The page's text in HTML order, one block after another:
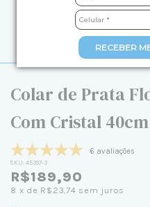
RECEBER
Colar de Prata
Com Cristal 40cm
6 avaliações
SKU: 45397-3
R$189,90
8 x de R$23,74 sem juros